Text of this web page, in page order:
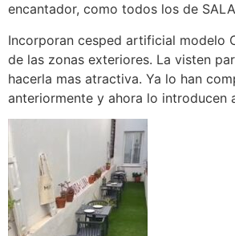
encantador, como todos los de
Incorporan cesped artificial modelo
de las zonas exteriores. La visten
hacerla mas atractiva. Ya lo han
anteriormente y ahora lo introducen